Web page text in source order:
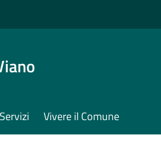
Servizi Vivere il Comune